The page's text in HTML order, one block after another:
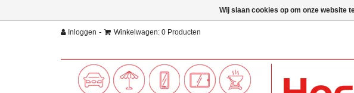
Inloggen - Winkelwagen: 0 Producten
Wij slaan cookies op om onze website